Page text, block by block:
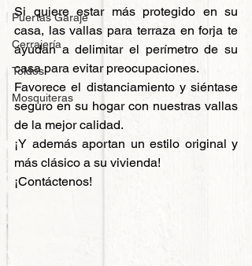
Puertas Garaje
Cerrajería
Toldos
Mosquiteras
Si quiere estar más protegido en su
casa, las vallas para terraza en forja te
ayudan a delimitar el perímetro de su
casa para evitar preocupaciones.
Favorece el distanciamiento y siéntase
seguro en su hogar con nuestras vallas
de la mejor calidad.
¡Y además aportan un estilo original y
más clásico a su vivienda!
¡Contáctenos!